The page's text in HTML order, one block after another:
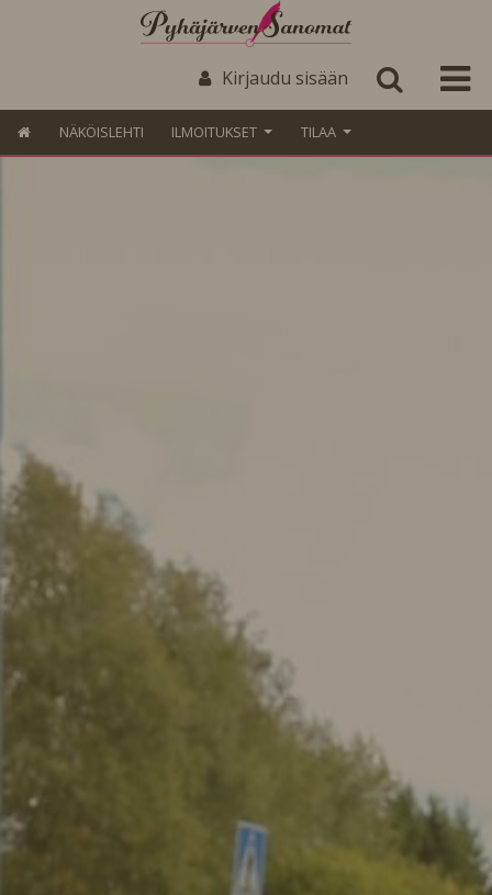
Kirjaudu sisään
NÄKÖISLEHTI ILMOITUKSET TILAA